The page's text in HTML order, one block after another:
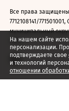
На нашем сайте
персонализации.
подтверждаете свое
и технологий
отношении
Все права
7712108141/
муниципальный
2026